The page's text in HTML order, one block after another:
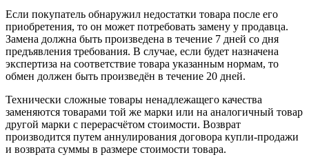
Если покупатель обнаружил недостатки товара после его
приобретения, то он может потребовать замену у продавца.
Замена должна быть произведена в течение 7 дней со дня
предъявления требования. В случае, если будет назначена
экспертиза на соответствие товара указанным нормам, то
обмен должен быть произведён в течение 20 дней.
Технически сложные товары ненадлежащего качества
заменяются товарами той же марки или на аналогичный товар
другой марки с перерасчётом стоимости. Возврат
производится путем аннулирования договора купли-продажи
и возврата суммы в размере стоимости товара.